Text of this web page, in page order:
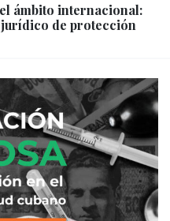
ámbito internacional:
de protección